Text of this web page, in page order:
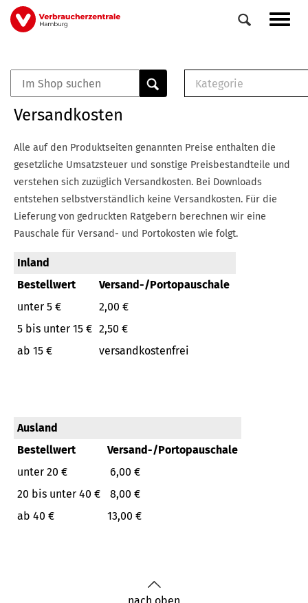
Direkt
zum
Veranstaltungen
0
Kategorie
E-Broschüre
Checklisten (PDF)
Broschüre
Buch
Versandkosten
Alle auf den Produktseiten genannten Preise enthalten die
gesetzliche Umsatzsteuer und sonstige Preisbestandteile und
verstehen sich zuzüglich Versandkosten. Bei Downloads
entstehen selbstverständlich keine Versandkosten. Für die
Lieferung von gedruckten Ratgebern berechnen wir eine
Pauschale für Versand- und Portokosten wie folgt.
Inland
Bestellwert
Versand-/Portopauschale
unter 5 €
2,00 €
5 bis unter 15 € 2,50 €
ab 15 €
versandkostenfrei
Ausland
Bestellwert
Versand-/Portopauschale
unter 20 €
6,00 €
20 bis unter 40 €
8,00 €
ab 40 €
13,00 €